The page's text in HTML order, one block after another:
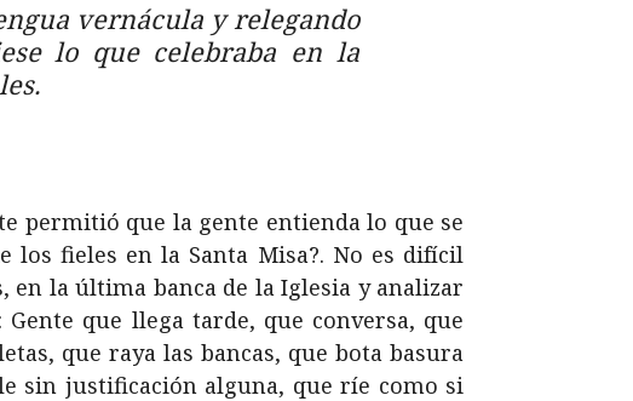
vernácula y relegando
lo que celebraba en la
permitió que la gente entienda lo que se
los fieles en la Santa Misa?. No es difícil
en la última banca de la Iglesia y analizar
que llega tarde, que conversa, que
que raya las bancas, que bota basura
sin justificación alguna, que ríe como si